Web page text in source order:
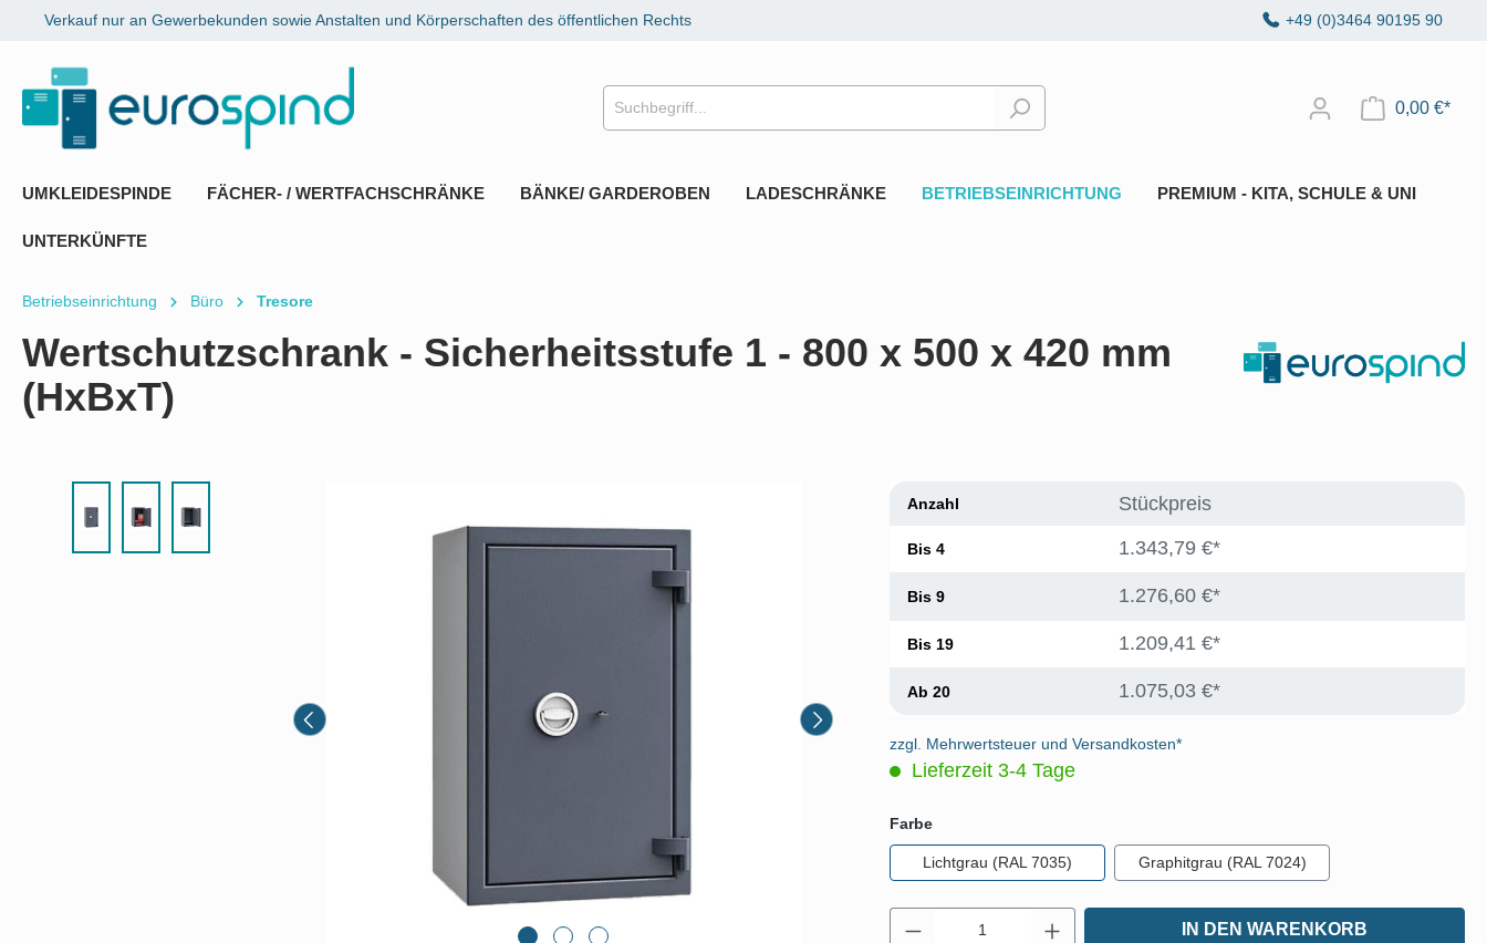
Zur Hauptnavigation springen
Verkauf nur an Gewerbekunden sowie Anstalten und Körperschaften des öffentlichen Rechts +49 (0)3464 90195 90
0,00 €*
UMKLEIDESPINDE FÄCHER- / WERTFACHSCHRÄNKE BÄNKE/ GARDEROBEN LADESCHRÄNKE BETRIEBSEINRICHTUNG PREMIUM - KITA, SCHULE & UNI
UNTERKÜNFTE
Betriebseinrichtung Büro Tresore
Wertschutzschrank - Sicherheitsstufe 1 - 800 x 500 x 420 mm
(HxBxT)
Anzahl Stückpreis
Bis 4 1.343,79 €*
Bis 9 1.276,60 €*
Bis 19 1.209,41 €*
Ab 20 1.075,03 €*
zzgl. Mehrwertsteuer und Versandkosten*
Lieferzeit 3-4 Tage
Farbeauswählen
Lichtgrau (RAL 7035) Graphitgrau (RAL 7024)
Produkt Anzahl: Gib den gewünschten Wert ein
IN DEN WARENKORB